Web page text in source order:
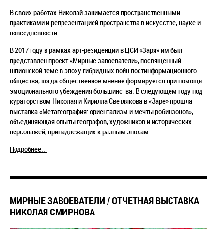
В своих работах Николай занимается пространственными
практиками и репрезентацией пространства в искусстве, науке и
повседневности.
В 2017 году в рамках арт-резиденции в ЦСИ «Заря» им был
представлен проект «Мирные завоеватели», посвященный
шпионской теме в эпоху гибридных войн постинформационного
общества, когда общественное мнение формируется при помощи
эмоционального убеждения большинства. В следующем году под
кураторством Николая и Кирилла Светлякова в «Заре» прошла
выставка «Метагеография: ориентализм и мечты робинзонов»,
объединяющая опыты географов, художников и исторических
персонажей, принадлежащих к разным эпохам.
Подробнее...
МИРНЫЕ ЗАВОЕВАТЕЛИ / ОТЧЕТНАЯ ВЫСТАВКА
НИКОЛАЯ СМИРНОВА